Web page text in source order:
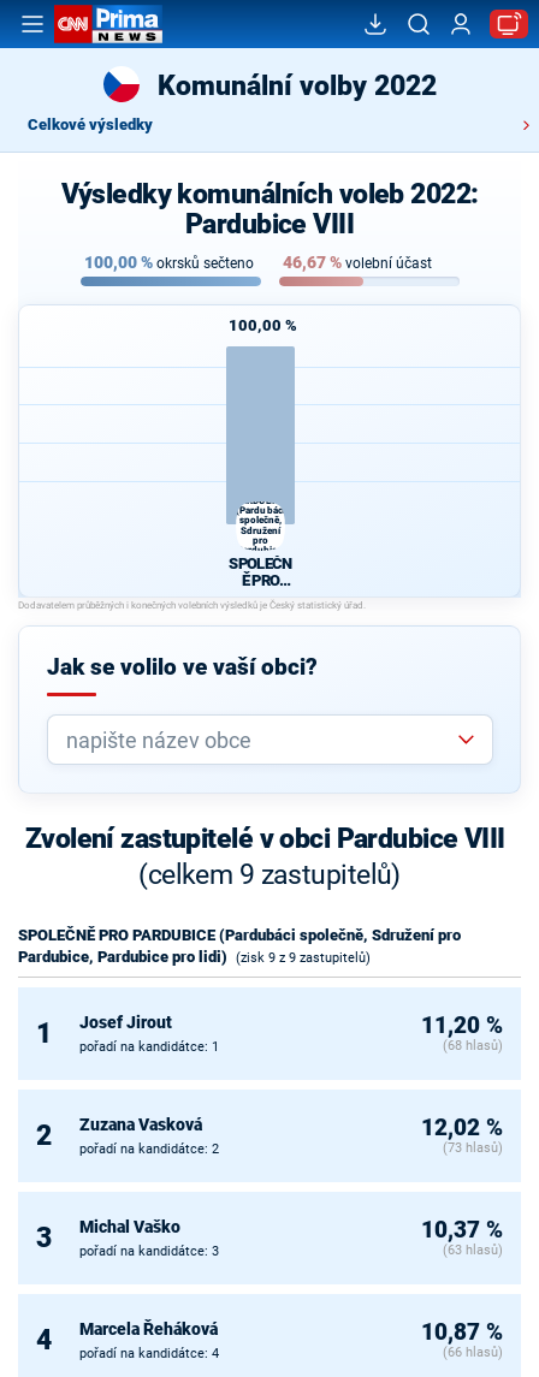
Komunální volby 2022
Celkové výsledky
Výsledky komunálních voleb 2022:
Pardubice VIII
100,00% okrsků sečteno 46,67% volební účast
100,00 %
PARDUBICE
(Pardubáci
společně,
Sdružení
pro
Pardubice,
Pardubice
pro lidi)
SPOLEČN
Ě PRO
PARDUBIC
E
(Pardubáci
Sdružení
Pardubice
pro lidi)
Jak se volilo ve vaší obci?
Zvolení zastupitelé v obci Pardubice VIII
(celkem 9 zastupitelů)
SPOLEČNĚ PRO PARDUBICE (Pardubáci společně, Sdružení pro
Pardubice, Pardubice pro lidi)
(zisk 9 z 9 zastupitelů)
1 Josef Jirout
pořadí na kandidátce: 1
11,20 %
(68 hlasů)
2 Zuzana Vasková
pořadí na kandidátce: 2
12,02 %
(73 hlasů)
3 Michal Vaško
pořadí na kandidátce: 3
10,37 %
(63 hlasů)
4 Marcela Řeháková
pořadí na kandidátce: 4
10,87 %
(66 hlasů)